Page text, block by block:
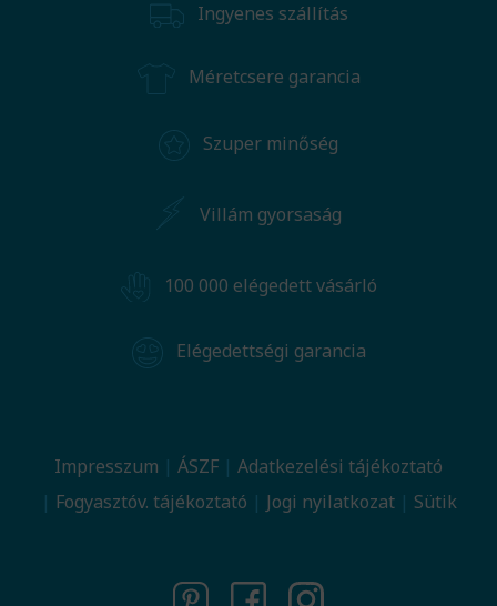
Ingyenes szállítás
Méretcsere garancia
Szuper minőség
Villám gyorsaság
100 000 elégedett vásárló
Elégedettségi garancia
Impresszum ÁSZF
Adatkezelési tájékoztató
Fogyasztóv. tájékoztató
Jogi nyilatkozat Sütik